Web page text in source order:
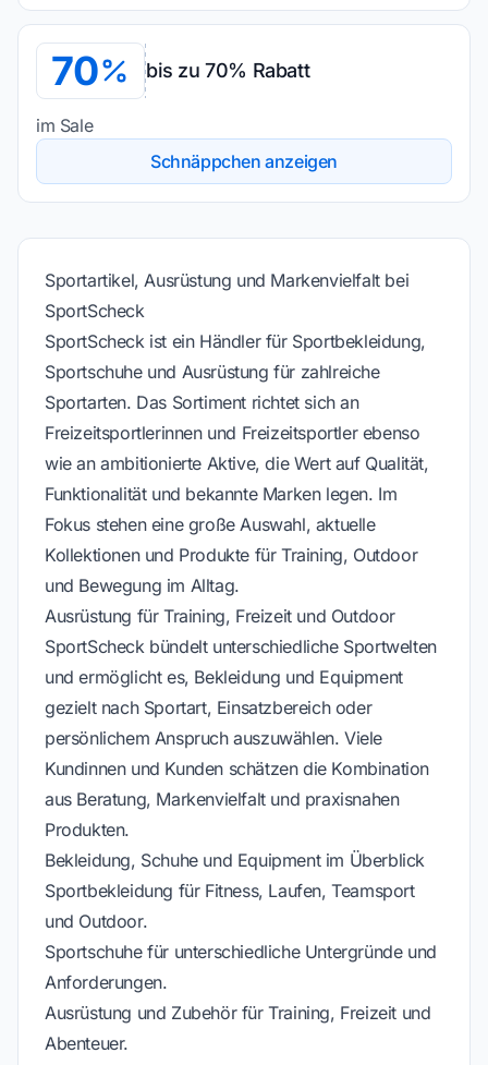
70 bis zu 70% Rabatt
im Sale
Schnäppchen anzeigen
Sportartikel, Ausrüstung und Markenvielfalt bei
SportScheck
SportScheck ist ein Händler für Sportbekleidung,
Sportschuhe und Ausrüstung für zahlreiche
Sportarten. Das Sortiment richtet sich an
Freizeitsportlerinnen und Freizeitsportler ebenso
wie an ambitionierte Aktive, die Wert auf Qualität,
Funktionalität und bekannte Marken legen. Im
Fokus stehen eine große Auswahl, aktuelle
Kollektionen und Produkte für Training, Outdoor
und Bewegung im Alltag.
Ausrüstung für Training, Freizeit und Outdoor
SportScheck bündelt unterschiedliche Sportwelten
und ermöglicht es, Bekleidung und Equipment
gezielt nach Sportart, Einsatzbereich oder
persönlichem Anspruch auszuwählen. Viele
Kundinnen und Kunden schätzen die Kombination
aus Beratung, Markenvielfalt und praxisnahen
Produkten.
Bekleidung, Schuhe und Equipment im Überblick
Sportbekleidung für Fitness, Laufen, Teamsport
und Outdoor.
Sportschuhe für unterschiedliche Untergründe und
Anforderungen.
Ausrüstung und Zubehör für Training, Freizeit und
Abenteuer.